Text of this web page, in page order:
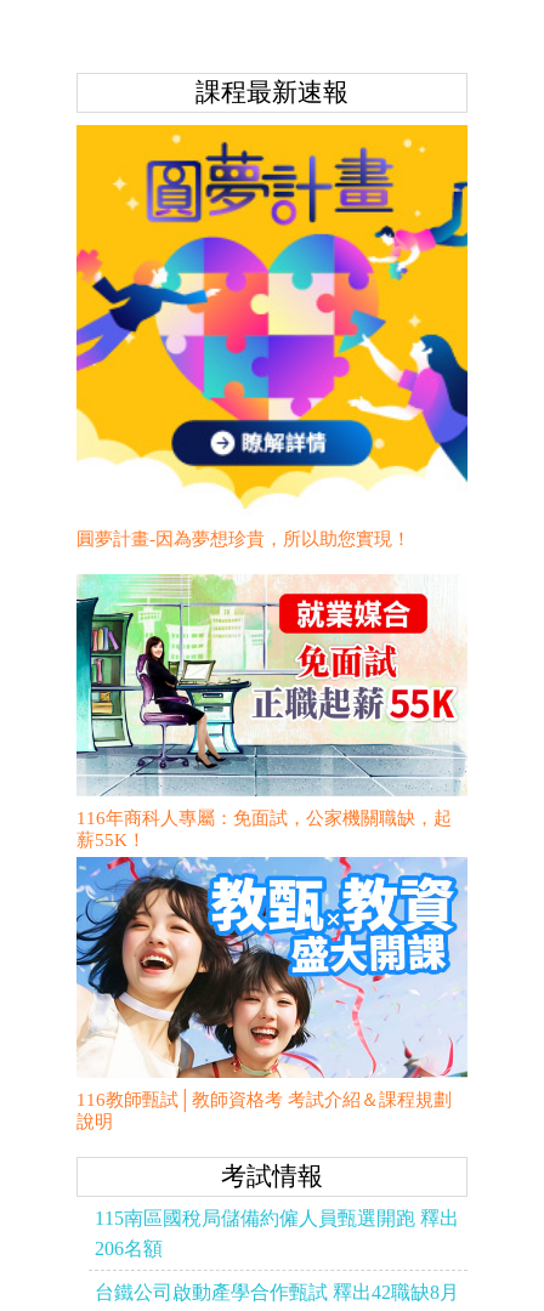
課程最新速報
圓夢計畫-因為夢想珍貴，所以助您實現！
116年商科人專屬：免面試，公家機關職缺，起
薪55K！
116教師甄試│教師資格考 考試介紹＆課程規劃
說明
考試情報
115南區國稅局儲備約僱人員甄選開跑 釋出
206名額
台鐵公司啟動產學合作甄試 釋出42職缺8月